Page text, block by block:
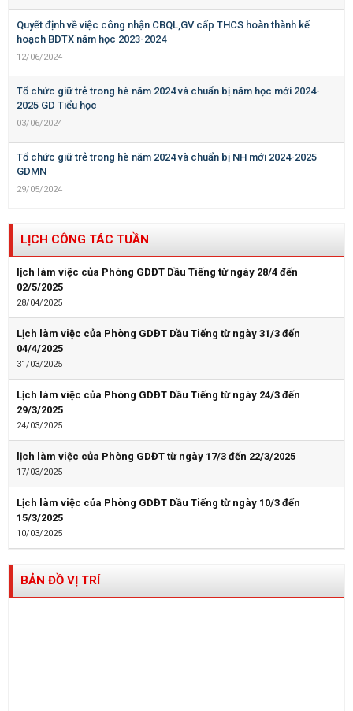
Quyết định về việc công nhận CBQL,GV cấp THCS hoàn thành kế
hoạch BDTX năm học 2023-2024
12/06/2024
Tổ chức giữ trẻ trong hè năm 2024 và chuẩn bị năm học mới 2024-
2025 GD Tiểu học
03/06/2024
Tổ chức giữ trẻ trong hè năm 2024 và chuẩn bị NH mới 2024-2025
GDMN
29/05/2024
LỊCH CÔNG TÁC TUẦN
lịch làm việc của Phòng GDĐT Dầu Tiếng từ ngày 28/4 đến
02/5/2025
28/04/2025
Lịch làm việc của Phòng GDĐT Dầu Tiếng từ ngày 31/3 đến
04/4/2025
31/03/2025
Lịch làm việc của Phòng GDĐT Dầu Tiếng từ ngày 24/3 đến
29/3/2025
24/03/2025
lịch làm việc của Phòng GDĐT từ ngày 17/3 đến 22/3/2025
17/03/2025
Lịch làm việc của Phòng GDĐT Dầu Tiếng từ ngày 10/3 đến
15/3/2025
10/03/2025
BẢN ĐỒ VỊ TRÍ